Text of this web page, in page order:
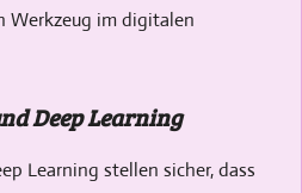
Werkzeug im digitalen
Deep Learning
Learning stellen sicher, dass